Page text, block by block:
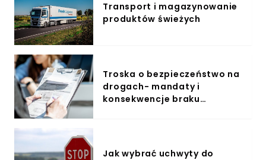
Transport i magazynowanie
produktów świeżych
Troska o bezpieczeństwo na
drogach- mandaty i
konsekwencje braku
Jak wybrać uchwyty do